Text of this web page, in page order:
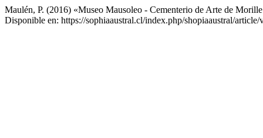
Maulén, P. (2016) «Museo Mausoleo - Cementerio de Arte de
Disponible en: https://sophiaaustral.cl/index.php/shopiaaustral/